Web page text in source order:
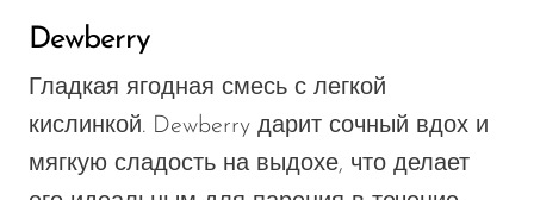
Dewberry
Гладкая ягодная смесь с легкой
кислинкой. Dewberry дарит сочный вдох и
мягкую сладость на выдохе, что делает